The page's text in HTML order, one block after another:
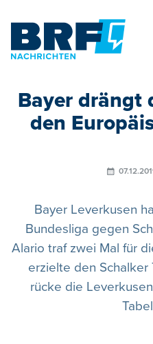
Bayer drängt
den
Bayer Leverkusen
Bundesliga gegen
Alario traf zwei Mal für
erzielte den Schalker
rücke die